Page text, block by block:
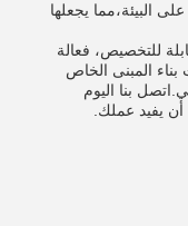
البيئة،مما يجعلها
للتخصيص، فعالة
بناء المبنى الخاص
بنا اليوم
يفيد عملك.